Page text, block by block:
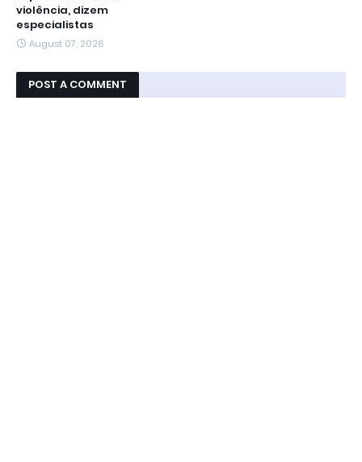
violência, dizem
especialistas
August 07, 2026
POST A COMMENT